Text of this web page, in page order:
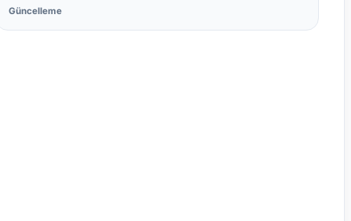
Güncelleme